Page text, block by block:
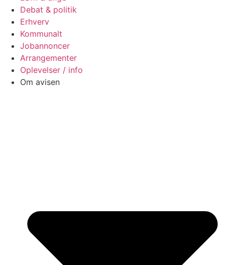
Debat & politik
Erhverv
Kommunalt
Jobannoncer
Arrangementer
Oplevelser / info
Om avisen